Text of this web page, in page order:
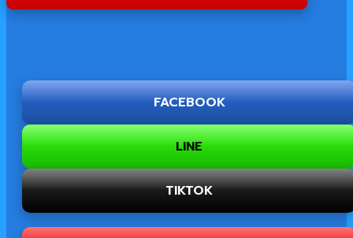
FACEBOOK
LINE
TIKTOK